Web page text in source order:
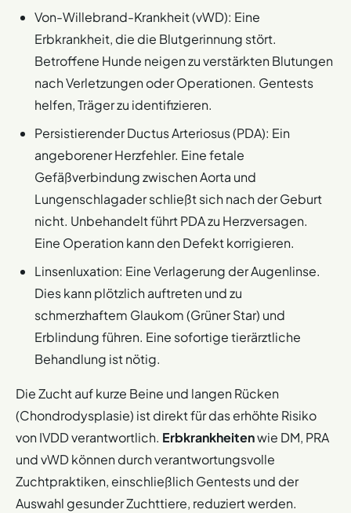
Von-Willebrand-Krankheit (vWD): Eine
Erbkrankheit, die die Blutgerinnung stört.
Betroffene Hunde neigen zu verstärkten Blutungen
nach Verletzungen oder Operationen. Gentests
helfen, Träger zu identifizieren.
Persistierender Ductus Arteriosus (PDA): Ein
angeborener Herzfehler. Eine fetale
Gefäßverbindung zwischen Aorta und
Lungenschlagader schließt sich nach der Geburt
nicht. Unbehandelt führt PDA zu Herzversagen.
Eine Operation kann den Defekt korrigieren.
Linsenluxation: Eine Verlagerung der Augenlinse.
Dies kann plötzlich auftreten und zu
schmerzhaftem Glaukom (Grüner Star) und
Erblindung führen. Eine sofortige tierärztliche
Behandlung ist nötig.
Die Zucht auf kurze Beine und langen Rücken
(Chondrodysplasie) ist direkt für das erhöhte Risiko
von IVDD verantwortlich. Erbkrankheitenwie DM, PRA
und vWD können durch verantwortungsvolle
Zuchtpraktiken, einschließlich Gentests und der
Auswahl gesunder Zuchttiere, reduziert werden.